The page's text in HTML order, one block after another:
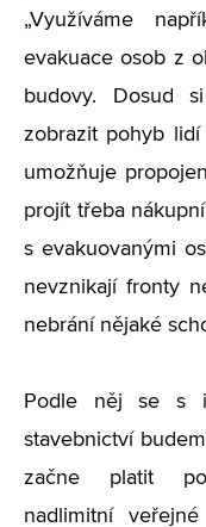
„Využíváme
evakuace osob z
budovy. Dosud
zobrazit pohyb
umožňuje
projít třeba
s evakuovanými
nevznikají fronty
nebrání nějaké
Podle něj se s
stavebnictví
začne platit
nadlimitní